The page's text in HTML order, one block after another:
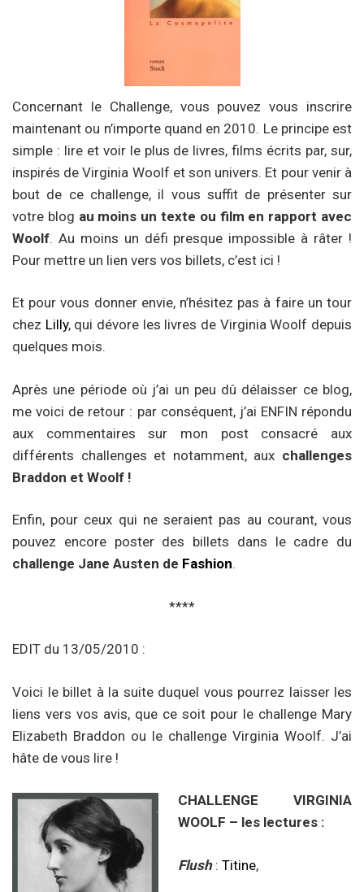
Concernant le Challenge, vous pouvez vous inscrire
maintenant ou n’importe quand en 2010. Le principe est
simple : lire et voir le plus de livres, films écrits par, sur,
inspirés de Virginia Woolf et son univers. Et pour venir à
bout de ce challenge, il vous suffit de présenter sur
votre blog au moins un texte ou film en rapport avec
Woolf. Au moins un défi presque impossible à râter !
Pour mettre un lien vers vos billets, c’est ici !
Et pour vous donner envie, n’hésitez pas à faire un tour
chez Lilly, qui dévore les livres de Virginia Woolf depuis
quelques mois.
Après une période où j’ai un peu dû délaisser ce blog,
me voici de retour : par conséquent, j’ai ENFIN répondu
aux commentaires sur mon post consacré aux
différents challenges et notamment, aux challenges
Braddon et Woolf !
Enfin, pour ceux qui ne seraient pas au courant, vous
pouvez encore poster des billets dans le cadre du
challenge Jane Austen de Fashion.
****
EDIT du 13/05/2010 :
Voici le billet à la suite duquel vous pourrez laisser les
liens vers vos avis, que ce soit pour le challenge Mary
Elizabeth Braddon ou le challenge Virginia Woolf. J’ai
hâte de vous lire !
CHALLENGE VIRGINIA
WOOLF – les lectures :
Flush: Titine,